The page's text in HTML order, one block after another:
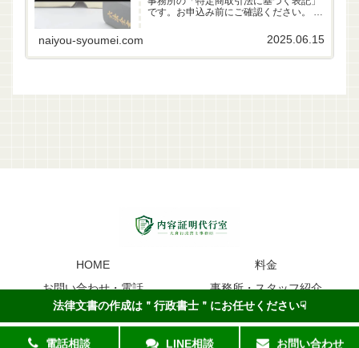
です。お申込み前にご確認ください。 事
書士 大倉雄偉（第22261170号） 所在地
〒630-83-0252 奈良県生駒市山...
naiyou-syoumei.com 2025.06.15
HOME
料金
お問い合わせ・電話
事務所・スタッフ紹介
内容証明のイメージ
Copyright©1997内容証明代行室 All Rights Reserved.
法律文書の作成は＂行政書士＂にお任せください☟
電話相談 LINE相談 お問い合わせ